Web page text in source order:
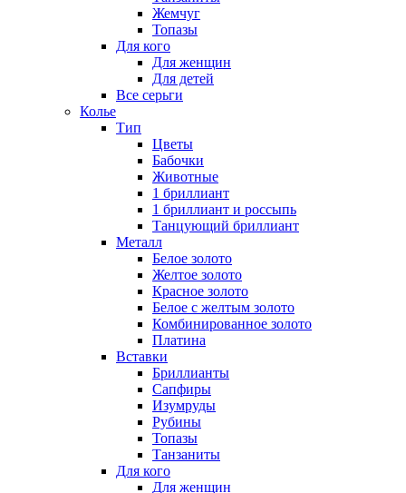
Жемчуг
Топазы
Для кого
Для женщин
Для детей
Все серьги
Колье
Тип
Цветы
Бабочки
Животные
1 бриллиант
1 бриллиант и россыпь
Танцующий бриллиант
Металл
Белое золото
Желтое золото
Красное золото
Белое с желтым золото
Комбинированное золото
Платина
Вставки
Бриллианты
Сапфиры
Изумруды
Рубины
Топазы
Танзаниты
Для кого
Для женщин